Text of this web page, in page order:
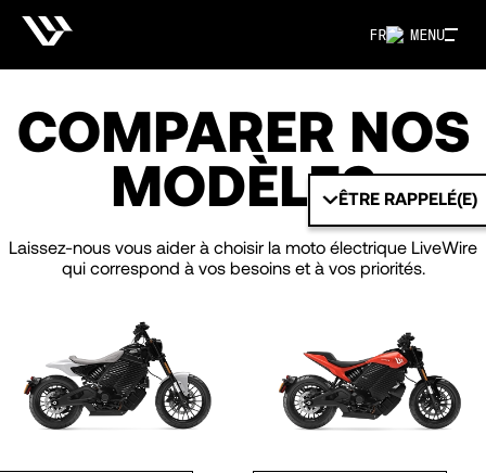
MENU
FR
ÊTRE RAPPELÉ(E)
COMPARER NOS
MODÈLES
Laissez-nous vous aider à choisir la moto électrique LiveWire
qui correspond à vos besoins et à vos priorités.